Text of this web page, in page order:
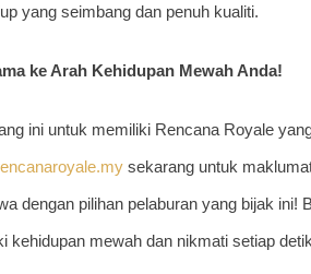
yang seimbang dan penuh kualiti.
ke Arah Kehidupan Mewah Anda!
ini untuk memiliki Rencana Royale
sekarang untuk
dengan pilihan pelaburan yang bijak
kehidupan mewah dan nikmati setiap